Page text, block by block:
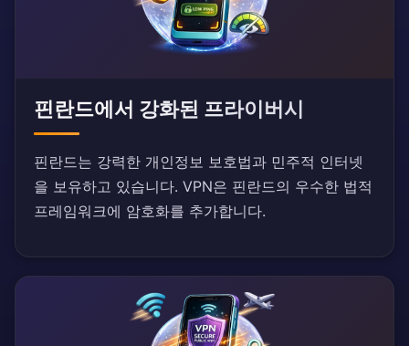
핀란드에서 강화된 프라이버시
핀란드는 강력한 개인정보 보호법과 민주적 인터넷
을 보유하고 있습니다. VPN은 핀란드의 우수한 법적
프레임워크에 암호화를 추가합니다.